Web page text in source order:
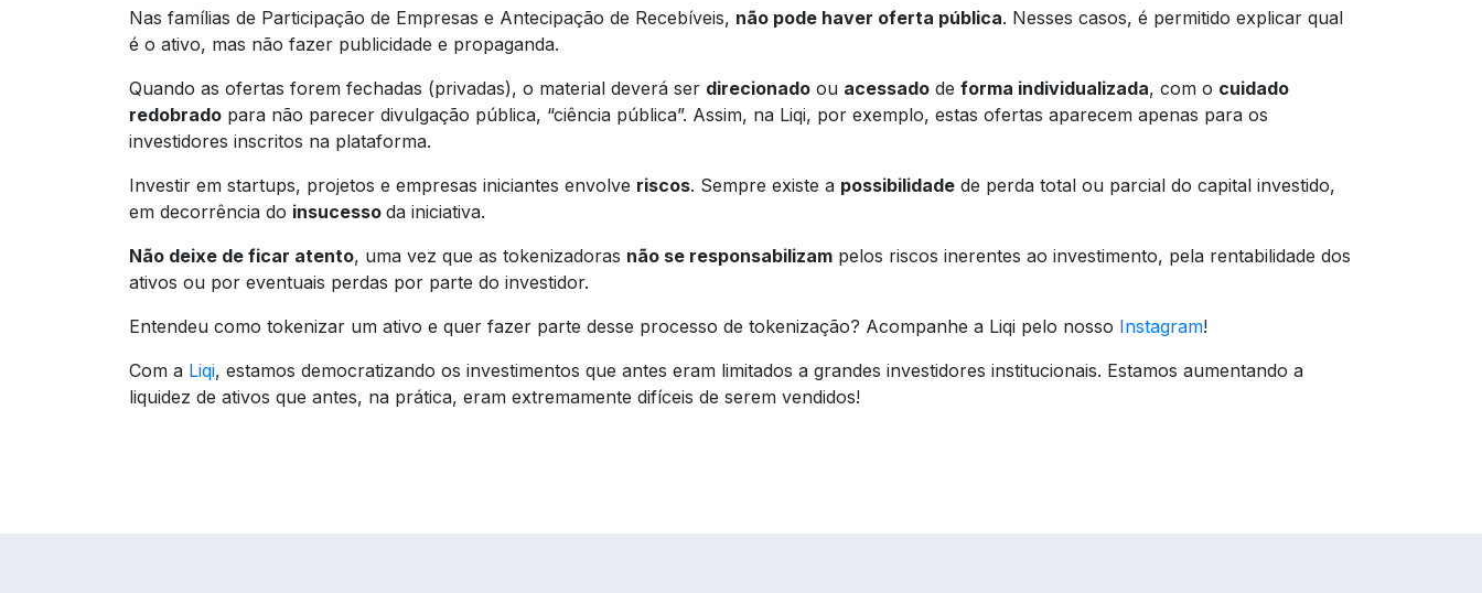
Nas famílias de Participação de Empresas e Antecipação de Recebíveis, não pode haver oferta pública. Nesses casos, é permitido explicar qual
é o ativo, mas não fazer publicidade e propaganda.
Quando as ofertas forem fechadas (privadas), o material deverá ser direcionado ou acessado de forma individualizada, com o cuidado
redobrado para não parecer divulgação pública, “ciência pública”. Assim, na Liqi, por exemplo, estas ofertas aparecem apenas para os
investidores inscritos na plataforma.
Investir em startups, projetos e empresas iniciantes envolve riscos. Sempre existe a possibilidade de perda total ou parcial do capital investido,
em decorrência do insucesso da iniciativa.
Não deixe de ficar atento, uma vez que as tokenizadoras não se responsabilizam pelos riscos inerentes ao investimento, pela rentabilidade dos
ativos ou por eventuais perdas por parte do investidor.
Entendeu como tokenizar um ativo e quer fazer parte desse processo de tokenização? Acompanhe a Liqi pelo nosso Instagram!
Com a Liqi, estamos democratizando os investimentos que antes eram limitados a grandes investidores institucionais. Estamos aumentando a
liquidez de ativos que antes, na prática, eram extremamente difíceis de serem vendidos!